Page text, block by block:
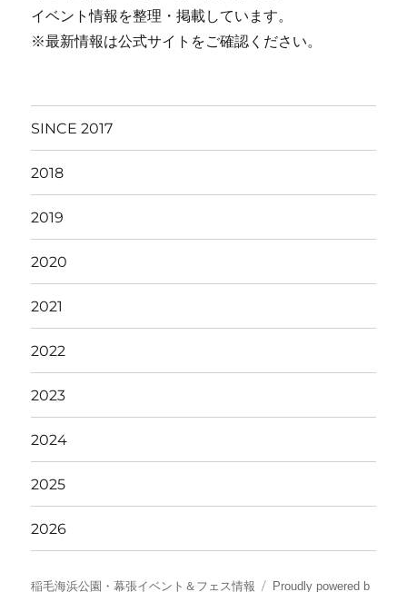
イベント情報を整理・掲載しています。
※最新情報は公式サイトをご確認ください。
SINCE 2017
2018
2019
2020
2021
2022
2023
2024
2025
2026
稲毛海浜公園・幕張イベント＆フェス情報 Proudly powered b